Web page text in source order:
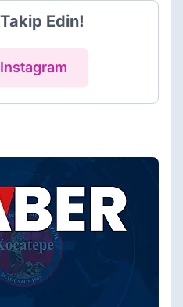
Edin!
Instagram